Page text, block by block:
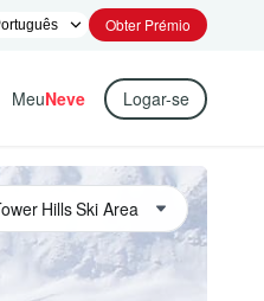
Obter Prémio
MeuNeve Logar-se